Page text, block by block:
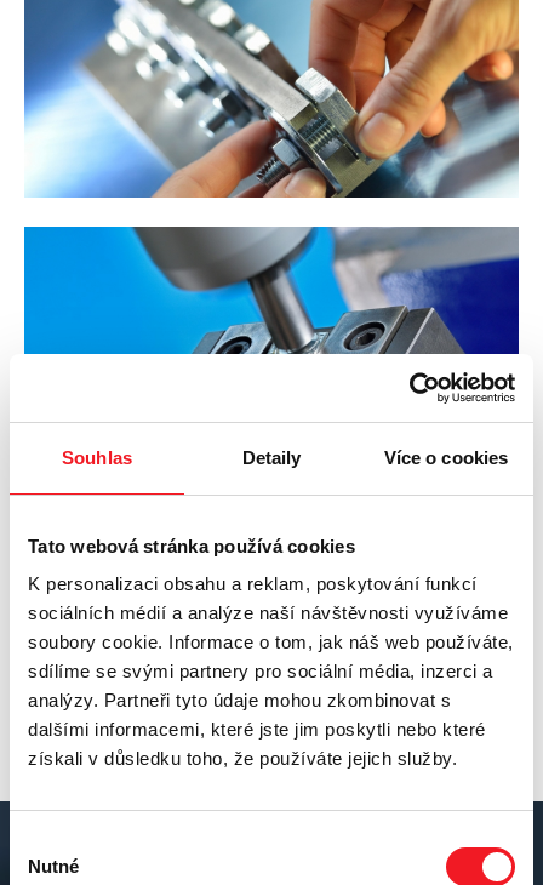
Souhlas Detaily Více o cookies
Tato webová stránka používá cookies
K personalizaci obsahu a reklam, poskytování funkcí
sociálních médií a analýze naší návštěvnosti využíváme
soubory cookie. Informace o tom, jak náš web používáte,
sdílíme se svými partnery pro sociální média, inzerci a
analýzy. Partneři tyto údaje mohou zkombinovat s
dalšími informacemi, které jste jim poskytli nebo které
získali v důsledku toho, že používáte jejich služby.
souhlasu
Nutné